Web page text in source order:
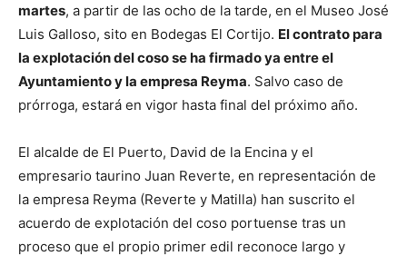
martes, a partir de las ocho de la tarde, en el Museo José
Luis Galloso, sito en Bodegas El Cortijo. El contrato para
la explotación del coso se ha firmado ya entre el
Ayuntamiento y la empresa Reyma. Salvo caso de
prórroga, estará en vigor hasta final del próximo año.
El alcalde de El Puerto, David de la Encina y el
empresario taurino Juan Reverte, en representación de
la empresa Reyma (Reverte y Matilla) han suscrito el
acuerdo de explotación del coso portuense tras un
proceso que el propio primer edil reconoce largo y